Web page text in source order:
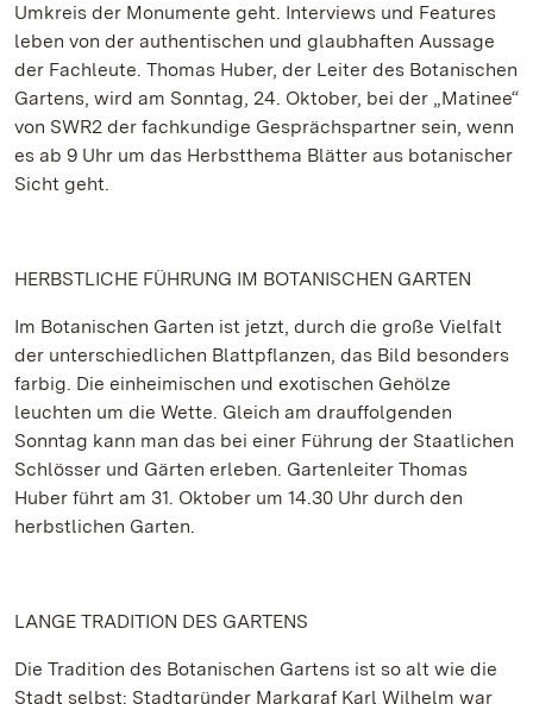
Umkreis der Monumente geht. Interviews und Features
leben von der authentischen und glaubhaften Aussage
der Fachleute. Thomas Huber, der Leiter des Botanischen
Gartens, wird am Sonntag, 24. Oktober, bei der „Matinee“
von SWR2 der fachkundige Gesprächspartner sein, wenn
es ab 9 Uhr um das Herbstthema Blätter aus botanischer
Sicht geht.
HERBSTLICHE FÜHRUNG IM BOTANISCHEN GARTEN
Im Botanischen Garten ist jetzt, durch die große Vielfalt
der unterschiedlichen Blattpflanzen, das Bild besonders
farbig. Die einheimischen und exotischen Gehölze
leuchten um die Wette. Gleich am drauffolgenden
Sonntag kann man das bei einer Führung der Staatlichen
Schlösser und Gärten erleben. Gartenleiter Thomas
Huber führt am 31. Oktober um 14.30 Uhr durch den
herbstlichen Garten.
LANGE TRADITION DES GARTENS
Die Tradition des Botanischen Gartens ist so alt wie die
Stadt selbst: Stadtgründer Markgraf Karl Wilhelm war